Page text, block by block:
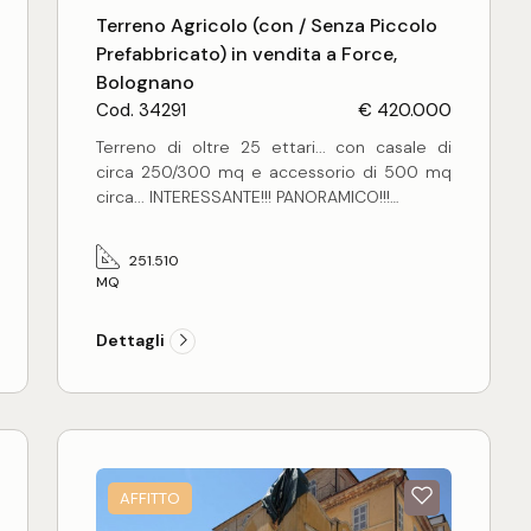
Terreno Agricolo (con / Senza Piccolo
Prefabbricato) in vendita a Force,
Bolognano
Cod. 34291 € 420.000
Terreno di oltre 25 ettari... con casale di
circa 250/300 mq e accessorio di 500 mq
circa... INTERESSANTE!!! PANORAMICO!!!
Appezzamento di terreno agricolo, unico
corpo, di complessivi mq 251510,
Il terreno, posto in comoda posizione e con
sia per avviare un'attività agricola che per
Nella proprietà rurale troviamo un fabbricato
di circa 250/300 mq su due livelli oltre
sottotetto e un annesso annesso
251.510
MQ
Dettagli
AFFITTO